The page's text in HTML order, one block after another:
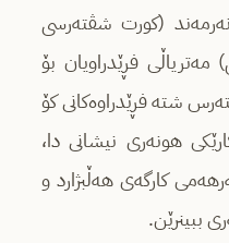
(کورت شڤتەرسی
فڕێدراویان بۆ
شتە فڕێدراوەکانی کۆ
هونەری نیشانی دا،
کارگەی هەڵبژارد و
ببینرێن.